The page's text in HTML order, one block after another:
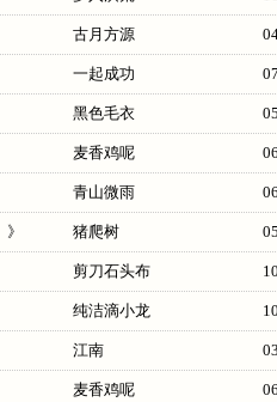
古月方源
一起成功
黑色毛衣
麦香鸡呢
青山微雨
》 猪爬树
剪刀石头布
纯洁滴小龙
江南
麦香鸡呢